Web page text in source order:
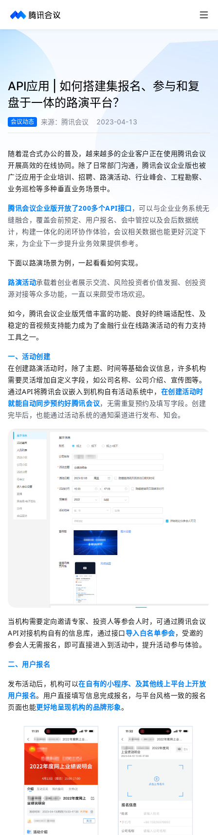
取消
历史搜索
API应用 | 如何搭建集报名、参与和复
盘于一体的路演平台？
会议动态 来源： 腾讯会议 2023-04-13
随着混合式办公的普及，越来越多的企业客户正在使用腾讯会议
开展高效的在线协同。除了日常部门沟通，腾讯会议企业版也被
广泛应用于企业培训、招聘、路演活动、行业峰会、工程勘察、
业务巡检等多种垂直业务场景中。
腾讯会议企业版开放了200多个API接口 ，可以与企业业务系统无
缝融合，覆盖会前预定、用户报名、会中管控以及会后数据统
计，构建一体化的闭环协作体验，会议相关数据也能更好沉淀下
来，为企业下一步提升业务效果提供参考。
下面以路演场景为例，一起看看如何实现。
路演活动承载着创业者展示交流、风险投资者价值发掘、创投资
源对接等众多功能，一直以来颇受市场欢迎。
如今，腾讯会议企业版凭借丰富的功能、良好的终端适配性、及
稳定的音视频支持能力成为了金融行业在线路演活动的有力支持
工具之一。
一、活动创建
在创建路演活动时，除了主题、时间等基础会议信息，许多机构
需要灵活增加自定义字段，如公司名称、公司介绍、宣传图等。
通过API将腾讯会议嵌入到机构自有活动系统中， 在创建活动时
就能自动同步预约好腾讯会议，无需重复预约及填写字段。创建
完毕后，也能通过活动系统的通知渠道进行发布、知会。
当机构需要定向邀请专家、投资人等参会人时，可通过腾讯会议
API对接机构自有的信息库，通过接口导入白名单参会，受邀的
参会人无需报名，即可直接进入到活动中，提升活动参与体验。
二、用户报名
发布活动后，机构可以在自有的小程序、及其他线上平台上开放
用户报名。用户直接填写信息完成报名，与平台风格一致的报名
页面也能更好地呈现机构的品牌形象。